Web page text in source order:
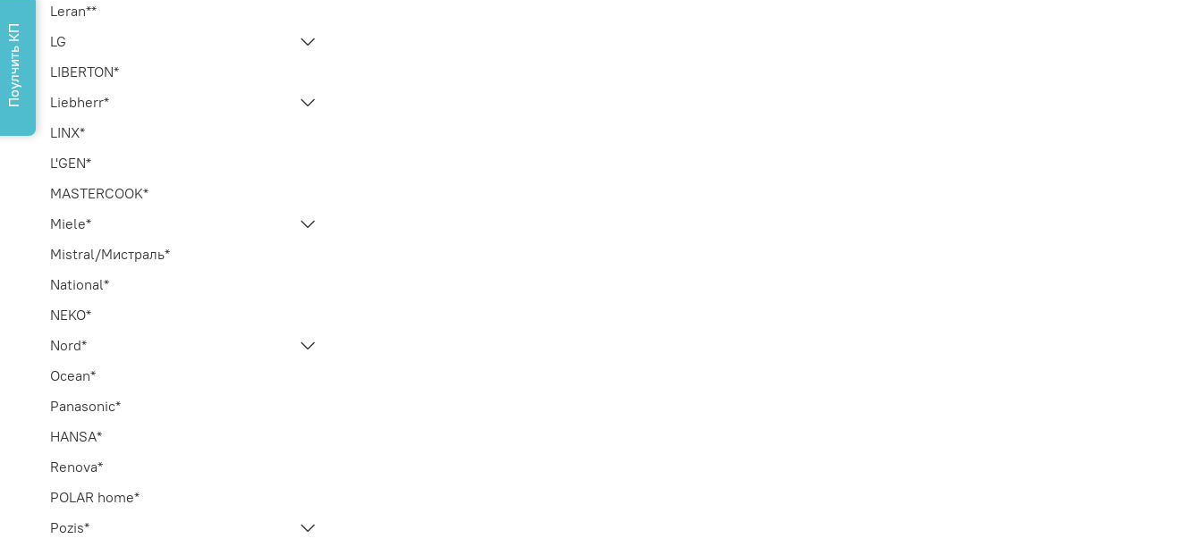
Leran**
LG
LIBERTON*
Liebherr*
LINX*
L'GEN*
MASTERCOOK*
Miele*
Mistral/Мистраль*
National*
NEKO*
Nord*
Ocean*
Panasonic*
HANSA*
Renova*
POLAR home*
Pozis*
Поулчить КП